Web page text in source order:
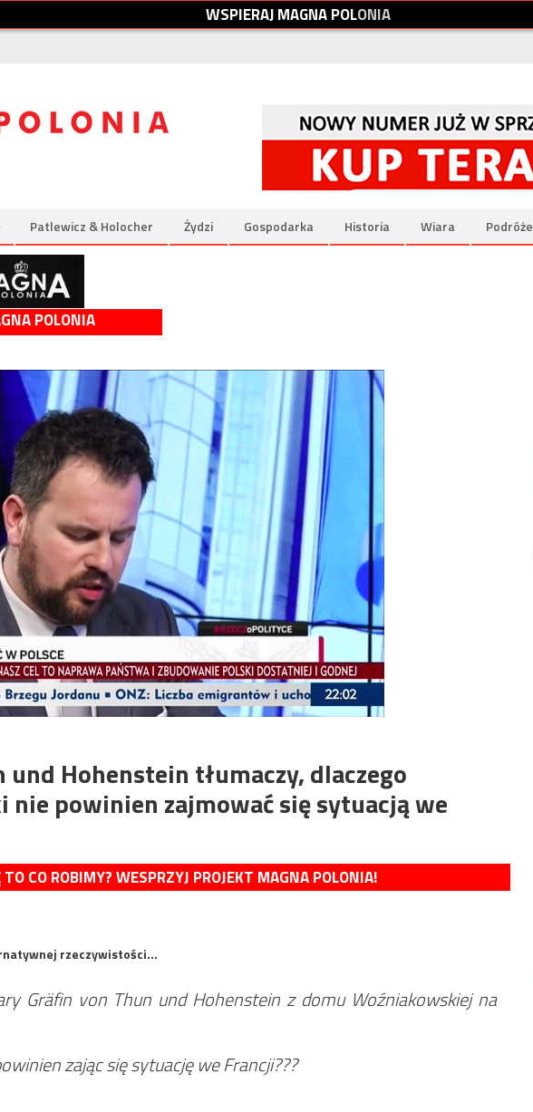
WSPIERAJMAGNAPOLONIA
Patlewicz & Holocher Żydzi Gospodarka Historia Wiara Podróże
POLONIA
und Hohenstein tłumaczy, dlaczego
nie powinien zajmować się sytuacją we
CO ROBIMY? WESPRZYJ PROJEKT MAGNA POLONIA!
rzeczywistości…
Gräfin von Thun und Hohenstein z domu Woźniakowskiej na
zając się sytuację we Francji???